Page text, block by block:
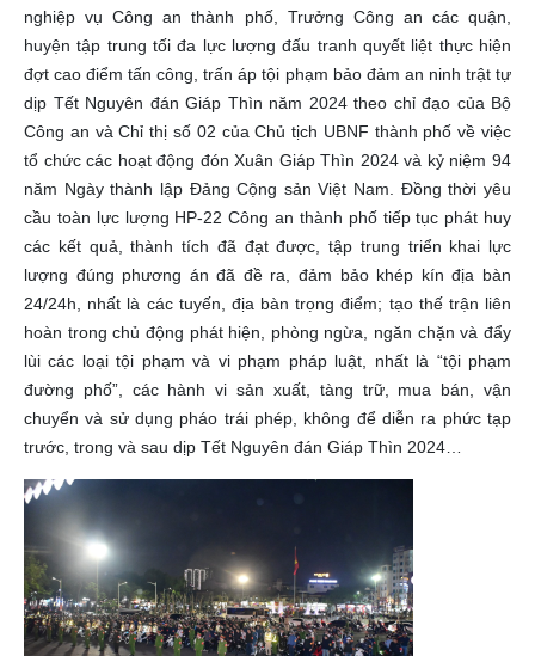
nghiệp vụ Công an thành phố, Trưởng Công an các quận,
huyện tập trung tối đa lực lượng đấu tranh quyết liệt thực hiện
đợt cao điểm tấn công, trấn áp tội phạm bảo đảm an ninh trật tự
dịp Tết Nguyên đán Giáp Thìn năm 2024 theo chỉ đạo của Bộ
Công an và Chỉ thị số 02 của Chủ tịch UBNF thành phố về việc
tổ chức các hoạt động đón Xuân Giáp Thìn 2024 và kỷ niệm 94
năm Ngày thành lập Đảng Cộng sản Việt Nam. Đồng thời yêu
cầu toàn lực lượng HP-22 Công an thành phố tiếp tục phát huy
các kết quả, thành tích đã đạt được, tập trung triển khai lực
lượng đúng phương án đã đề ra, đảm bảo khép kín địa bàn
24/24h, nhất là các tuyến, địa bàn trọng điểm; tạo thế trận liên
hoàn trong chủ động phát hiện, phòng ngừa, ngăn chặn và đẩy
lùi các loại tội phạm và vi phạm pháp luật, nhất là “tội phạm
đường phố”, các hành vi sản xuất, tàng trữ, mua bán, vận
chuyển và sử dụng pháo trái phép, không để diễn ra phức tạp
trước, trong và sau dịp Tết Nguyên đán Giáp Thìn 2024…